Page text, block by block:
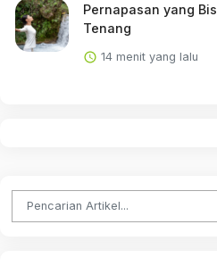
Pernapasan yang
Tenang
14 menit yang lalu